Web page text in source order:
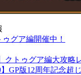
グア編開催中！
】クトゥグア編大攻略
】GP版12周年記念超